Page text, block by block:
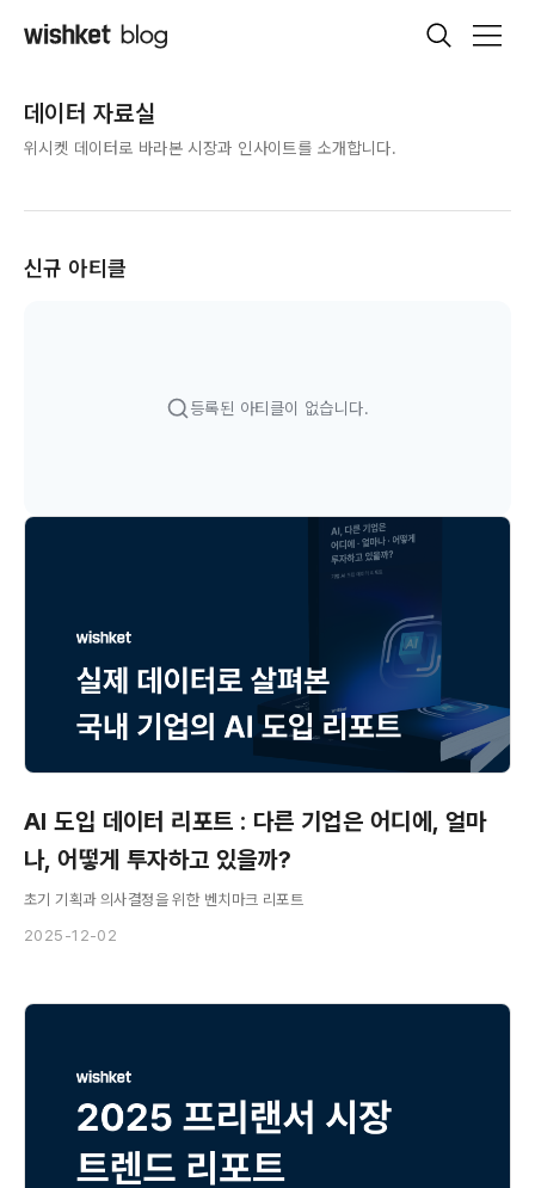
데이터 자료실
위시켓 데이터로 바라본 시장과 인사이트를 소개합니다.
신규 아티클
등록된 아티클이 없습니다.
AI 도입 데이터 리포트 : 다른 기업은 어디에, 얼마
나, 어떻게 투자하고 있을까?
초기 기획과 의사결정을 위한 벤치마크 리포트
2025-12-02